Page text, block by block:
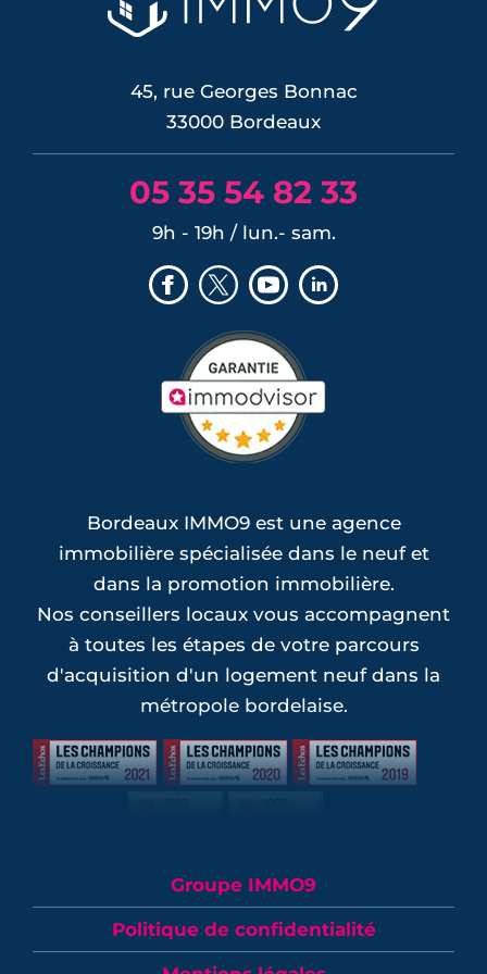
vraiment pour votre projet d'achat et
sur les conditions d'emprunt cet été.
45, rue Georges Bonnac
33000 Bordeaux
05 35 54 82 33
9h - 19h / lun.- sam.
Bordeaux IMMO9 est une agence
immobilière spécialisée dans le neuf et
dans la promotion immobilière.
Nos conseillers locaux vous accompagnent
à toutes les étapes de votre parcours
d'acquisition d'un logement neuf dans la
métropole bordelaise.
Groupe IMMO9
Politique de confidentialité